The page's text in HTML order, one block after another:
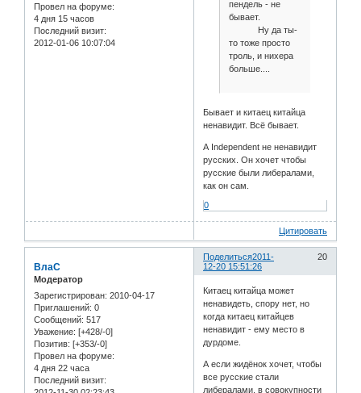
Провел на форуме:
4 дня 15 часов
Последний визит:
2012-01-06 10:07:04
пендель - не
бывает.
Ну да ты-
то тоже просто
троль, и нихера
больше....
Бывает и китаец китайца
ненавидит. Всё бывает.
А Independent не ненавидит
русских. Он хочет чтобы
русские были либералами,
как он сам.
0
Цитировать
Поделиться 20
2011-
12-20 15:51:26
ВлаС
Модератор
Зарегистрирован: 2010-04-17
Приглашений: 0
Сообщений: 517
Уважение: [+428/-0]
Позитив: [+353/-0]
Провел на форуме:
4 дня 22 часа
Последний визит:
Китаец китайца может
ненавидеть, спору нет, но
когда китаец китайцев
ненавидит - ему место в
дурдоме.
А если жидёнок хочет, чтобы
все русские стали
либералами, в совокупности